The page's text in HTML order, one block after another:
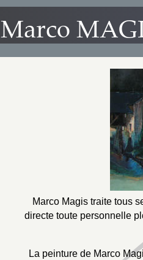
Marco
Marco Magis traite tous
directe toute personnelle
La peinture de Marco